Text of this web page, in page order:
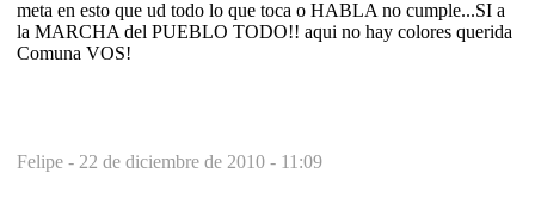
meta en esto que ud todo lo que toca o HABLA no cumple...SI a
la MARCHA del PUEBLO TODO!! aqui no hay colores querida
Comuna VOS!
Felipe - 22 de diciembre de 2010 - 11:09